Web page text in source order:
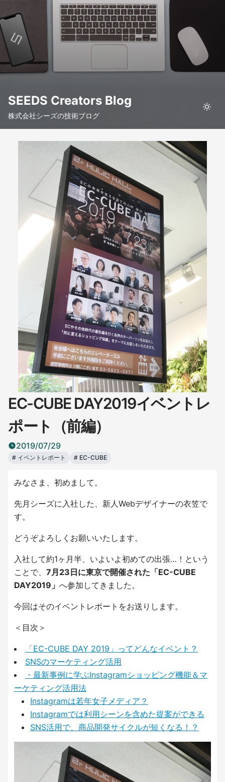
SEEDS Creators Blog
株式会社シーズの技術ブログ
EC-CUBE DAY2019イベントレ
ポート（前編）
2019/07/29
# イベントレポート # EC-CUBE
みなさま、初めまして。
先月シーズに入社した、新人Webデザイナーの衣笠で
す。
どうぞよろしくお願いいたします。
入社して約1ヶ月半、いよいよ初めての出張…！という
ことで、 7月23日に東京で開催された「EC-CUBE
DAY2019」 へ参加してきました。
今回はそのイベントレポートをお送りします。
＜目次＞
「EC-CUBE DAY 2019」ってどんなイベント？
SNSのマーケティング活用
・最新事例に学ぶInstagramショッピング機能＆マ
ーケティング活用法
Instagramは若年女子メディア？
Instagramでは利用シーンを含めた提案ができる
SNS活用で、商品開発サイクルが短くなる！？